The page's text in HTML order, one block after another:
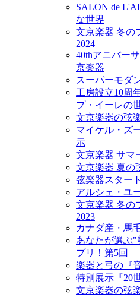
SALON de
な世界
文京楽器 冬の
2024
40thアニバー
京楽器
スーパーモダ
工房設立10周
プ・イーレの
文京楽器の弦
マイケル・ズ
示
文京楽器 サマ
文京楽器 夏の
弦楽器スター
アルシェ・ユ
文京楽器 冬の
2023
カナダ産・馬
あなたが選ぶ"
プリ！第5回
楽器と弓の『
特別展示『20
文京楽器の弦